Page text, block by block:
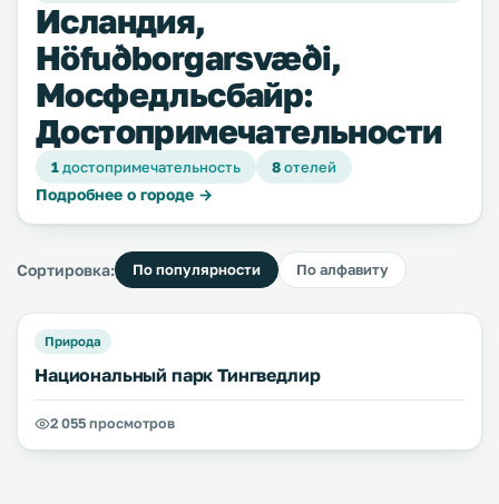
Исландия,
Höfuðborgarsvæði,
Мосфедльсбайр:
Достопримечательности
1достопримечательность 8отелей
Подробнее о городе →
Сортировка: По популярности По алфавиту
Природа
Национальный парк Тингведлир
2 055 просмотров